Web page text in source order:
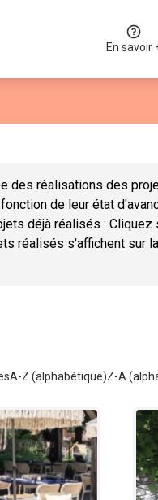
En savoir
des réalisations des
de leur état
déjà réalisés :
réalisés s'affichent sur
A-Z (alphabétique)Z-A